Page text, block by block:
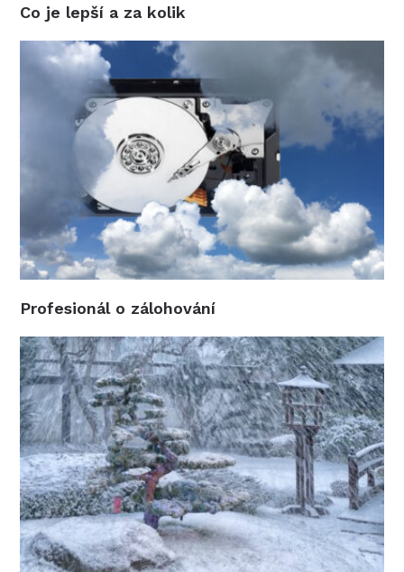
Co je lepší a za kolik
Profesionál o zálohování